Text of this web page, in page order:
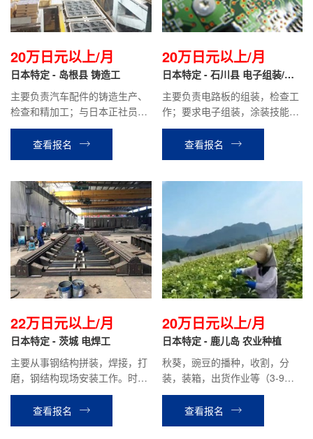
20万日元以上/月
日本特定 - 岛根县 铸造工
主要负责汽车配件的铸造生产、
检查和精加工；与日本正社员同
等待遇，目前会社前辈到手月收
入约20万日元
查看报名
20万日元以上/月
日本特定 - 石川县 电子组装/涂
装/机械加工/电焊/电器电子
主要负责电路板的组装，检查工
作；要求电子组装，涂装技能实
习结束回国人员；平均到手工资
20万日元以上。
查看报名
22万日元以上/月
日本特定 - 茨城 电焊工
主要从事钢结构拼装，焊接，打
磨，钢结构现场安装工作。时给
1250日元，平均到手工资22万
日元以上。
查看报名
20万日元以上/月
日本特定 - 鹿儿岛 农业种植
秋葵，豌豆的播种，收割，分
装，装箱，出货作业等（3-9月
秋葵为主，10-2月豌豆为主）
查看报名